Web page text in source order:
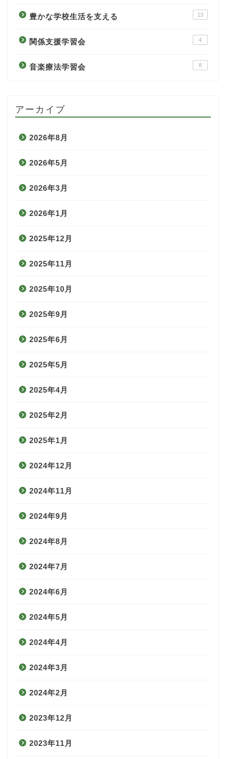
豊かな学校生活を支える 13
関係支援学習会 4
音楽療法学習会 8
アーカイブ
2026年8月
2026年5月
2026年3月
2026年1月
2025年12月
2025年11月
2025年10月
2025年9月
2025年6月
2025年5月
2025年4月
2025年2月
2025年1月
2024年12月
2024年11月
2024年9月
2024年8月
2024年7月
2024年6月
2024年5月
2024年4月
2024年3月
2024年2月
2023年12月
2023年11月